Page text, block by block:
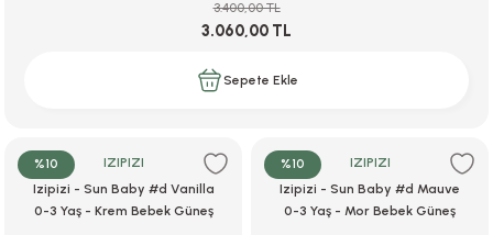
3.060,00 TL
3.400,00 TL
Sepete Ekle
%10
IZIPIZI
Izipizi - Sun Baby #d Vanilla
0-3 Yaş - Krem Bebek Güneş
%10
IZIPIZI
Izipizi - Sun Baby #d Mauve
0-3 Yaş - Mor Bebek Güneş